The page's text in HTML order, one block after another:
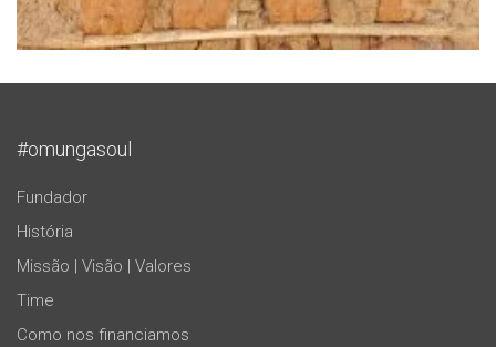
#omungasoul
Fundador
História
Missão | Visão | Valores
Time
Como nos financiamos